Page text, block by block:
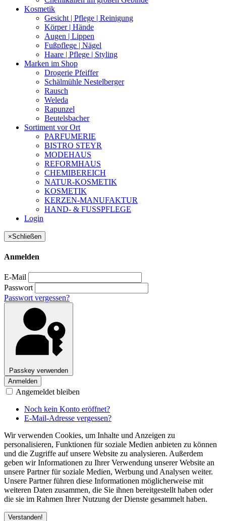
Kosmetik
Gesicht | Pflege | Reinigung
Körper | Hände
Augen | Lippen
Fußpflege | Nägel
Haare | Pflege | Styling
Marken im Shop
Drogerie Pfeiffer
Schälmühle Nestelberger
Rausch
Weleda
Rapunzel
Beutelsbacher
Sortiment vor Ort
PARFUMERIE
BISTRO STEYR
MODEHAUS
REFORMHAUS
CHEMIBEREICH
NATUR-KOSMETIK
KOSMETIK
KERZEN-MANUFAKTUR
HAND- & FUSSPFLEGE
Login
×Schließen
Anmelden
E-Mail
Passwort
Passwort vergessen?
Passkey verwenden
Anmelden
Angemeldet bleiben
Noch kein Konto eröffnet?
E-Mail-Adresse vergessen?
Wir verwenden Cookies, um Inhalte und Anzeigen zu
personalisieren, Funktionen für soziale Medien anbieten zu können
und die Zugriffe auf unsere Website zu analysieren. Außerdem
geben wir Informationen zu Ihrer Verwendung unserer Website an
unsere Partner für soziale Medien, Werbung und Analysen weiter.
Unsere Partner führen diese Informationen möglicherweise mit
weiteren Daten zusammen, die Sie ihnen bereitgestellt haben oder
die sie im Rahmen Ihrer Nutzung der Dienste gesammelt haben.
Verstanden!